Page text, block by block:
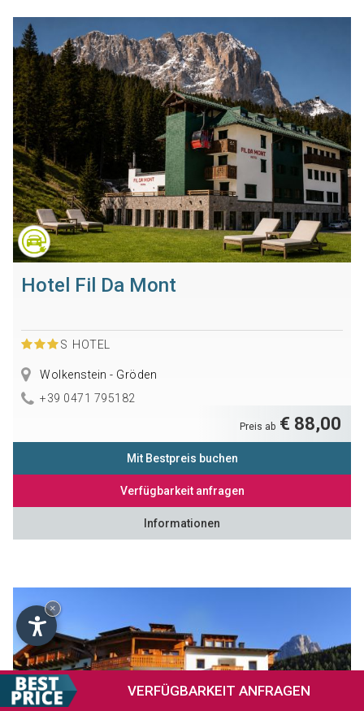
VERFÜGBARKEIT ANFRAGEN
Hotel Fil Da Mont
S HOTEL
Wolkenstein - Gröden
+39 0471 795182
Preis ab € 88,00
Mit Bestpreis buchen
Verfügbarkeit anfragen
Informationen
×